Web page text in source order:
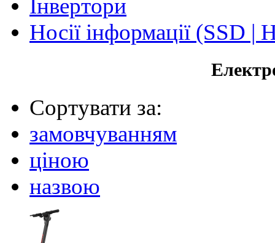
Інвертори
Носії інформації (SSD |
Сортувати за:
замовчуванням
ціною
назвою